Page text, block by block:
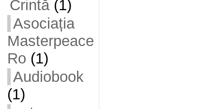
Crintă(1)
Asociația
Masterpeace
Ro (1)
Audiobook
(1)